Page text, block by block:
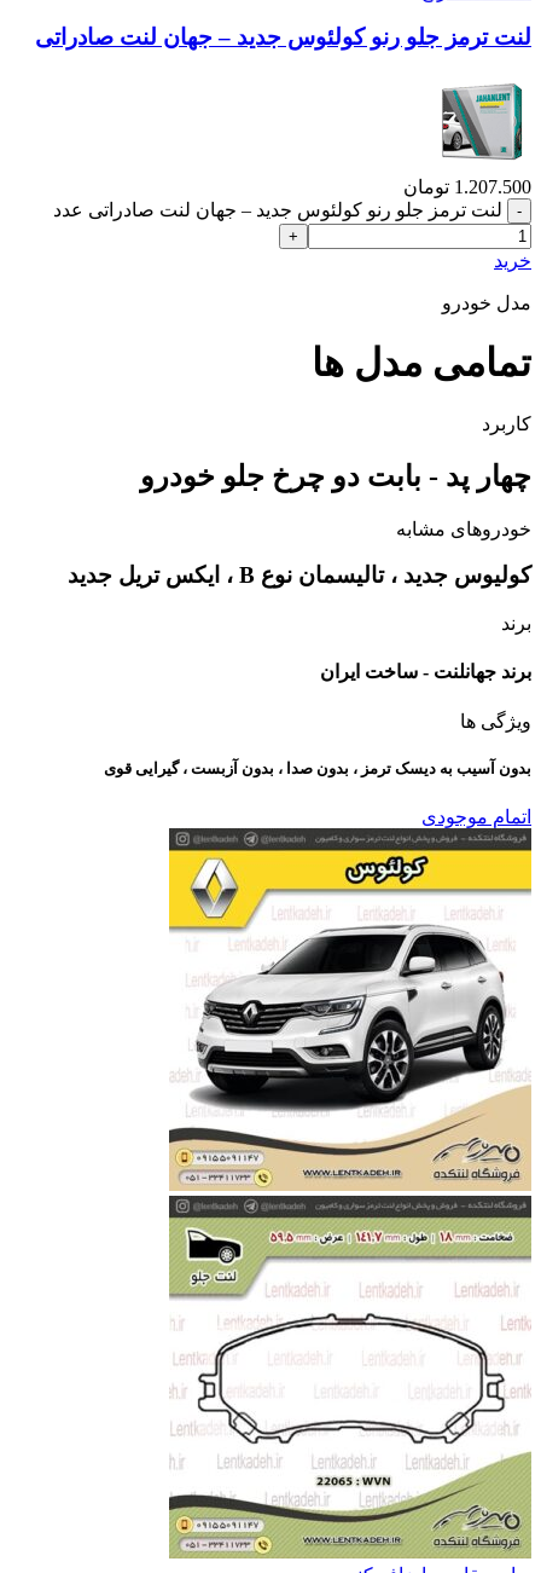
لنت ترمز جلو رنو کولئوس جدید – جهان لنت صادراتی
1.207.500 تومان
لنت ترمز جلو رنو کولئوس جدید – جهان لنت صادراتی عدد
خرید
مدل خودرو
تمامی مدل ها
کاربرد
چهار پد - بابت دو چرخ جلو خودرو
خودروهای مشابه
کولیوس جدید‌ ،‌ تالیسمان نوع B ، ایکس تریل جدید
برند
برند جهانلنت - ساخت ایران
ویژگی ها
بدون آسیب به دیسک ترمز ، بدون صدا ، بدون آزبست ، گیرایی قوی​
اتمام موجودی